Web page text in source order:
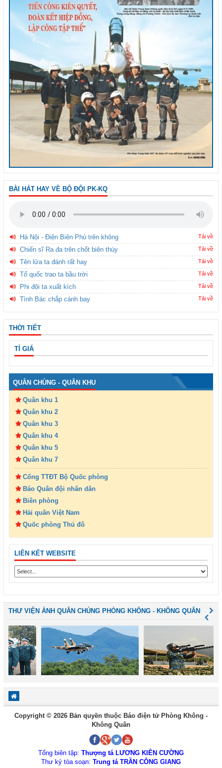
BÀI HÁT HAY VỀ BỘ ĐỘI PK-KQ
Hà Nội - Điện Biên Phủ trên không Tải về
Chiến sĩ Ra đa trên chốt biên thùy Tải về
Tên lửa ta đánh rất hay Tải về
Tổ quốc trao ta bầu trời Tải về
Phi đội ta xuất kích Tải về
Tình Bác chắp cánh bay Tải về
THỜI TIẾT
TỈ GIÁ
QUÂN CHỦNG - QUÂN KHU
Quân khu 1
Quân khu 2
Quân khu 3
Quân khu 4
Quân khu 5
Quân khu 7
Cổng TTĐT Bộ Quốc phòng
Báo Quân đội nhân dân
Biên phòng
Hải quân Việt Nam
Quốc phòng Thủ đô
LIÊN KẾT WEBSITE
THƯ VIỆN ẢNH QUÂN CHỦNG PHÒNG KHÔNG - KHÔNG QUÂN
Copyright © 2026 Bản quyền thuộc Báo điện tử Phòng Không -
Không Quân
Tổng biên tập: Thượng tá LƯƠNG KIÊN CƯỜNG
Thư ký tòa soạn: Trung tá TRẦN CÔNG GIANG